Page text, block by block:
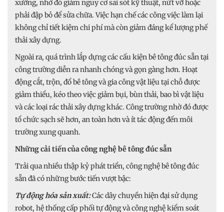
xưởng, nhờ đó giảm nguy cơ sai sót kỹ thuật, nứt vỡ hoặc
phải đập bỏ để sửa chữa. Việc hạn chế các công việc làm lại
không chỉ tiết kiệm chi phí mà còn giảm đáng kể lượng phế
thải xây dựng.
Ngoài ra, quá trình lắp dựng các cấu kiện bê tông đúc sẵn tại
công trường diễn ra nhanh chóng và gọn gàng hơn. Hoạt
động cắt, trộn, đổ bê tông và gia công vật liệu tại chỗ được
giảm thiểu, kéo theo việc giảm bụi, bùn thải, bao bì vật liệu
và các loại rác thải xây dựng khác. Công trường nhờ đó được
tổ chức sạch sẽ hơn, an toàn hơn và ít tác động đến môi
trường xung quanh.
Những cải tiến của công nghệ bê tông đúc sẵn
Trải qua nhiều thập kỷ phát triển, công nghệ bê tông đúc
sẵn đã có những bước tiến vượt bậc:
Tự động hóa sản xuất:Các dây chuyền hiện đại sử dụng
robot, hệ thống cấp phối tự động và công nghệ kiểm soát